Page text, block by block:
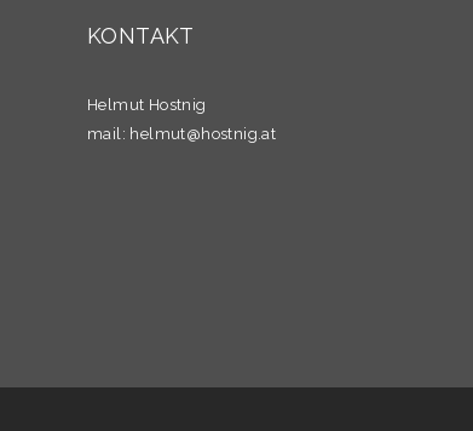
KONTAKT
Helmut Hostnig
mail: helmut@hostnig.at